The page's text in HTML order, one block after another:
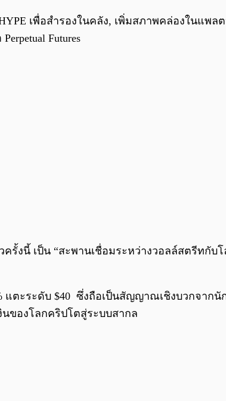
เพื่อสำรองในคลัง, เพิ่มสภาพคล่องในแพ
Futures
รั้งนี้ เป็น “สะพานเชื่อมระหว่างวอลล์สตรีทกับ
ตะระดับ $40 ซึ่งถือเป็นสัญญาณเชิงบวกจากนั
นของโลกคริปโตสู่ระบบสากล